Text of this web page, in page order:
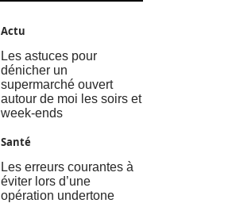
Actu
Les astuces pour
dénicher un
supermarché ouvert
autour de moi les soirs et
week-ends
Santé
Les erreurs courantes à
éviter lors d’une
opération undertone